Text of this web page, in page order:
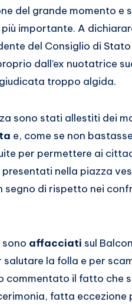
del grande momento e
importante. A
del Consiglio di Stato
dall’ex nuotatrice
troppo algida.
sono stati allestiti dei
e, come se non
per permettere ai
presentati nella piazza
segno di rispetto nei
sono affacciati sul
la folla e per
commentato il fatto che
fatta eccezione